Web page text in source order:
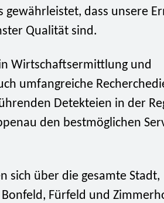
dass unsere
Qualität sind.
Wirtschaftsermittlung und
umfangreiche
Detekteien in der
den bestmöglichen
sich über die gesamte Stadt,
Fürfeld und